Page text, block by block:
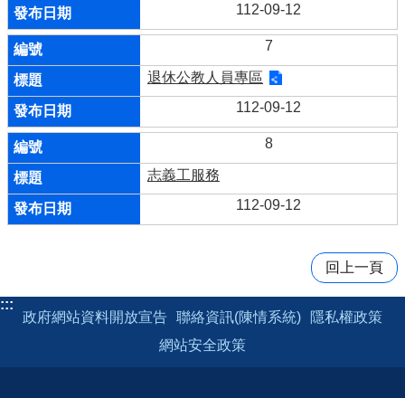
112-09-12
7
退休公教人員專區
112-09-12
8
志義工服務
112-09-12
回上一頁
:::
政府網站資料開放宣告 聯絡資訊(陳情系統)
隱私權政策
網站安全政策